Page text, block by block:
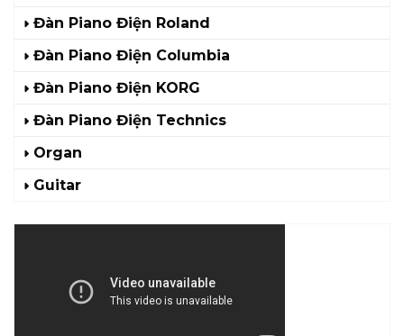
Đàn Piano Điện Roland
Đàn Piano Điện Columbia
Đàn Piano Điện KORG
Đàn Piano Điện Technics
Organ
Guitar